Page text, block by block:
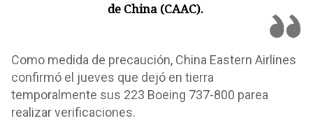
de China (CAAC).
Como medida de precaución, China Eastern Airlines
confirmó el jueves que dejó en tierra
temporalmente sus 223 Boeing 737-800 parea
realizar verificaciones.